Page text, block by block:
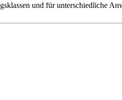
und für unterschiedliche